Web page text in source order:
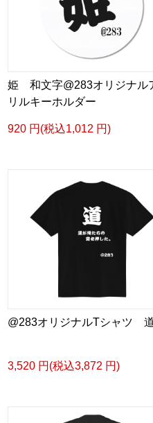
姫 和文字@283オリジナル
リルキーホルダー
920 円(税込1,012 円)
@283オリジナルTシャツ
3,520 円(税込3,872 円)